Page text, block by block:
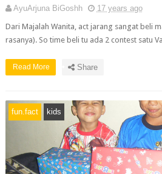
AyuArjuna BiGoshh
17 years ago
Dari Majalah Wanita, act jarang sangat beli
rasanya). So time beli tu ada 2 contest satu
Read More Share
fun.fact kids